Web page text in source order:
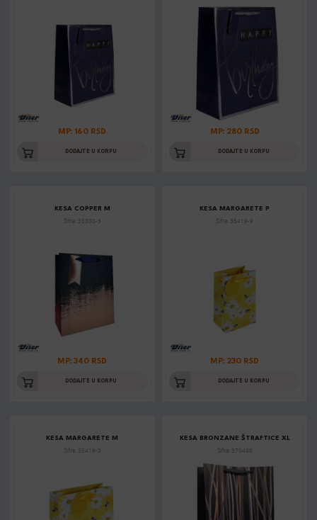
MP: 160 RSD
DODAJTE U KORPU
MP: 280 RSD
DODAJTE U KORPU
KESA COPPER M
Šifra: 35380-3
MP: 340 RSD
DODAJTE U KORPU
KESA MARGARETE P
Šifra: 35419-9
MP: 230 RSD
DODAJTE U KORPU
KESA MARGARETE M
Šifra: 35419-3
KESA BRONZANE ŠTRAFTICE XL
Šifra: 370488